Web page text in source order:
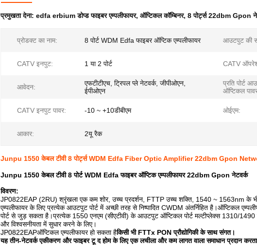
प्रमुखता देना: edfa erbium डोप्ड फाइबर एम्पलीफायर, ऑप्टिकल कॉम्बिनर, 8 पोर्ट्स 22dbm Gpon
प्रोडक्ट का नाम: 8 पोर्ट WDM Edfa फाइबर ऑप्टिक एम्पलीफायर आउटपुट की
CATV इनपुट: 1 या 2 पोर्ट CATV
आवेदन:
एफटीटीएच, ट्रिपल प्ले नेटवर्क, जीपीओएन,
ईपीओएन
प्रति पोर्ट
ऑप्टिकल
CATV इनपुट पावर: -10 ~ +10डीबीएम ओईएम:
आकार: 2यू रैक
Junpu 1550 केबल टीवी 8 पोर्ट्स WDM Edfa Fiber Optic Amplifier 22dbm Gpon
Junpu 1550 केबल टीवी 8 पोर्ट WDM Edfa फाइबर ऑप्टिक एम्पलीफायर 22dbm Gpon नेटवर्क
विवरण:
JP0822EAP (2RU) श्रृंखला एक कम शोर, उच्च प्रदर्शन, FTTP उच्च शक्ति, 1540 ~ 1563nm के
एम्पलीफायर के लिए प्रत्येक आउटपुट पोर्ट में अच्छी तरह से निष्पादित CWDM अंतर्निहित है।ऑप्टिकल
पोर्ट से जुड़ सकता है।प्रत्येक 1550 एनएम (सीएटीवी) के आउटपुट ऑप्टिकल पोर्ट मल्टीप्लेक्स 1310/
और विश्वसनीयता में सुधार करने के लिए।
JP0822EAPऑप्टिकल एम्पलीफायर हो सकता हैकिसी भी FTTx PON प्रौद्योगिकी के साथ संगत।
यह तीन-नेटवर्क एकीकरण और फाइबर टू द होम के लिए एक लचीला और कम लागत वाला समाधान प्रदान